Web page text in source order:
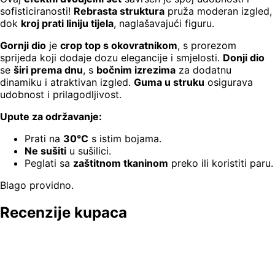
sofisticiranosti! Rebrasta struktura pruža moderan izgled,
dok kroj prati liniju tijela, naglašavajući figuru.
Gornji dio je crop top s okovratnikom, s prorezom
sprijeda koji dodaje dozu elegancije i smjelosti. Donji dio
se širi prema dnu, s bočnim izrezima za dodatnu
dinamiku i atraktivan izgled. Guma u struku osigurava
udobnost i prilagodljivost.
Upute za održavanje:
Prati na 30°C s istim bojama.
Ne sušiti u sušilici.
Peglati sa zaštitnom tkaninom preko ili koristiti paru.
Blago providno.
Recenzije kupaca